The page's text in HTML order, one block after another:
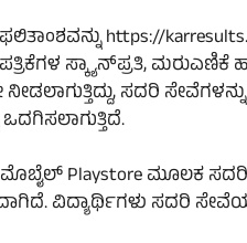
https://
ಸ್ಕ್ಯಾನ್‌ಪ್ರತಿ,
ಸದರಿ
ಮೊಬೈಲ್ Playstore
ವಿದ್ಯಾರ್ಥಿಗಳು ಸದರಿ